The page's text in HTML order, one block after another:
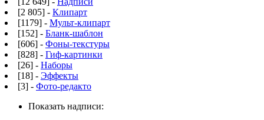
[2 805] - Клипарт
[1179] - Мульт-клипарт
[152] - Бланк-шаблон
[606] - Фоны-текстуры
[828] - Гиф-картинки
[26] - Наборы
[18] - Эффекты
[3] - Фото-редакто
Показать надписи: